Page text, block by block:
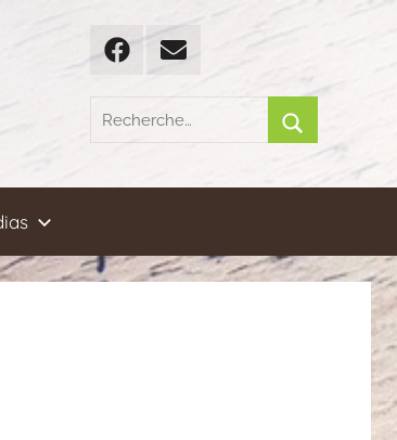
FacebookEmail
Recherche
Rechercher